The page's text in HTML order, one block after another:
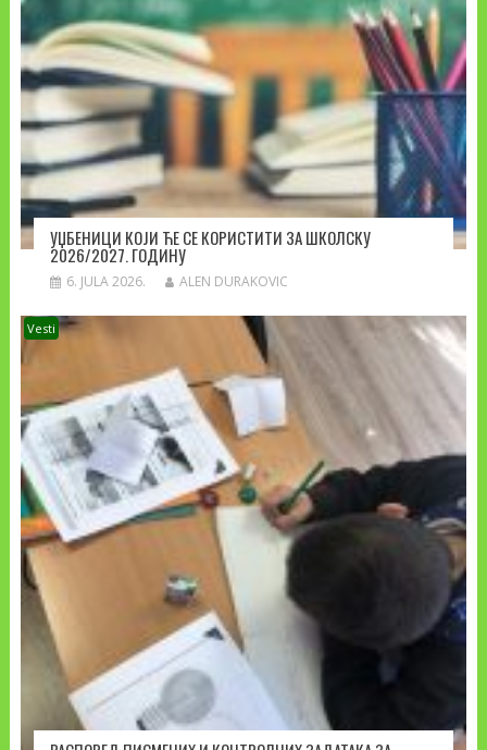
УЏБЕНИЦИ КОЈИ ЋЕ СЕ КОРИСТИТИ ЗА ШКОЛСКУ
2026/2027. ГОДИНУ
6. JULA 2026. ALEN DURAKOVIC
Vesti